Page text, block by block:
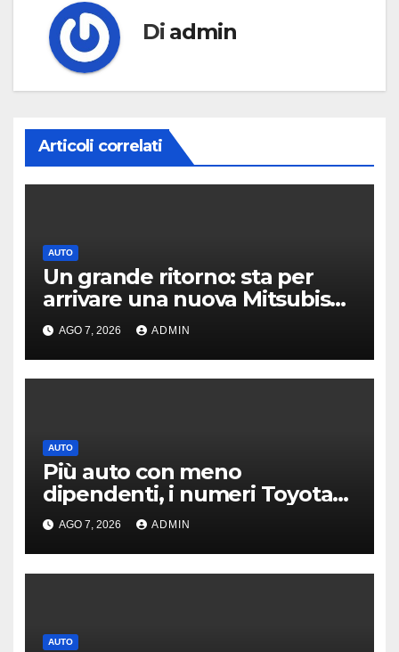
Di admin
Articoli correlati
AUTO
Un grande ritorno: sta per
arrivare una nuova Mitsubishi
Pajero
AGO 7, 2026 ADMIN
AUTO
Più auto con meno
dipendenti, i numeri Toyota
che “scuotono” Volkswagen
AGO 7, 2026 ADMIN
AUTO